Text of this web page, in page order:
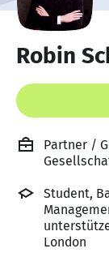
Robin
Partner /
Student,
London